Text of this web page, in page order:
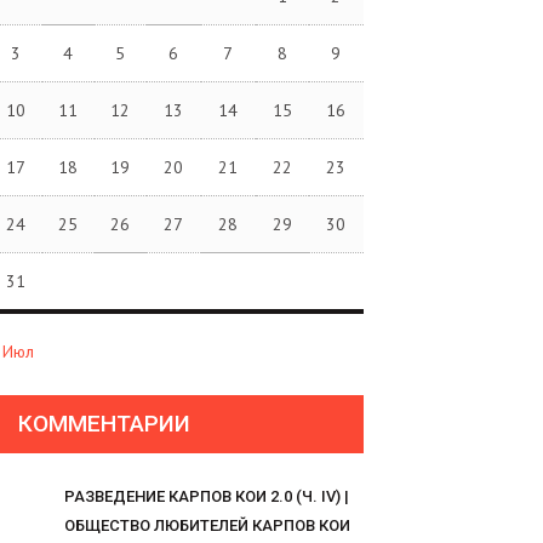
3 4 5 6 7 8 9
10 11 12 13 14 15 16
17 18 19 20 21 22 23
24 25 26 27 28 29 30
31
КОММЕНТАРИИ
РАЗВЕДЕНИЕ КАРПОВ КОИ 2.0 (Ч. IV) |
ОБЩЕСТВО ЛЮБИТЕЛЕЙ КАРПОВ КОИ